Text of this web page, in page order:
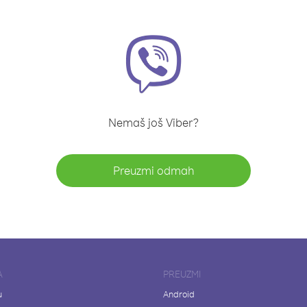
Nemaš još Viber?
Preuzmi odmah
PREUZMI
Android